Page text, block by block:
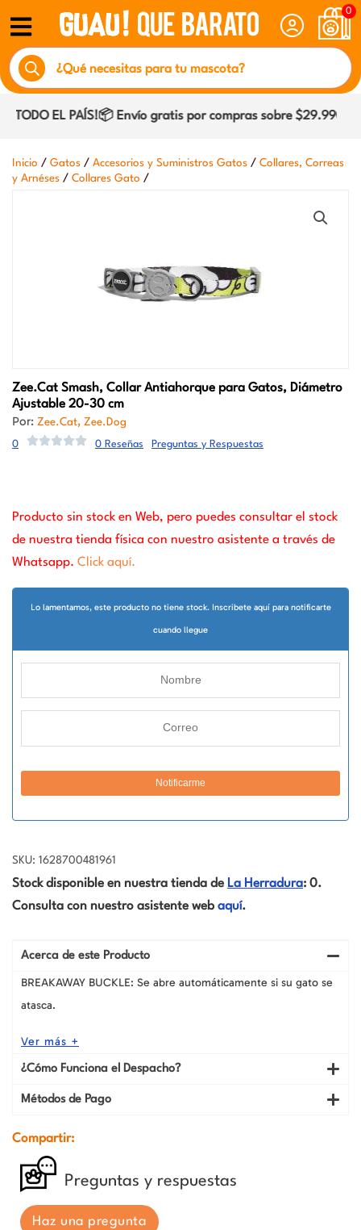
contenido
0
Búsqueda
de
productos
TODO EL PAÍS!📦 Envío gratis por compras sobre $29.990
Inicio / Gatos / Accesorios y Suministros Gatos / Collares, Correas
y Arnéses / Collares Gato /
Zee.Cat Smash, Collar Antiahorque para Gatos, Diámetro
Ajustable 20-30 cm
Por: Zee.Cat, Zee.Dog
0 0 Reseñas Preguntas y Respuestas
Producto sin stock en Web, pero puedes consultar el stock
de nuestra tienda física con nuestro asistente a través de
Whatsapp. Click aquí.
Lo lamentamos, este producto no tiene stock. Inscribete aquí para notificarte
cuando llegue
SKU: 1628700481961
Stock disponible en nuestra tienda de La Herradura: 0.
Consulta con nuestro asistente web aquí.
Acerca de este Producto
BREAKAWAY BUCKLE: Se abre automáticamente si su gato se
atasca.
Ver más +
¿Cómo Funciona el Despacho?
Métodos de Pago
Compartir:
Preguntas y respuestas
Haz una pregunta